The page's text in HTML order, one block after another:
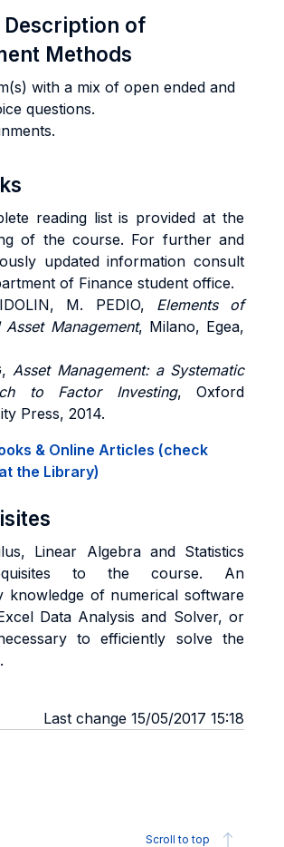
Description of
Methods
with a mix of open ended and
questions.
reading list is provided at the
of the course. For further and
updated information consult
of Finance student office.
M. PEDIO, Elements of
Management, Milano, Egea,
Asset Management: a Systematic
to Factor Investing, Oxford
Press, 2014.
& Online Articles (check
the Library)
Linear Algebra and Statistics
to the course. An
knowledge of numerical software
Data Analysis and Solver, or
to efficiently solve the
Last change 15/05/2017 15:18
Scroll to top